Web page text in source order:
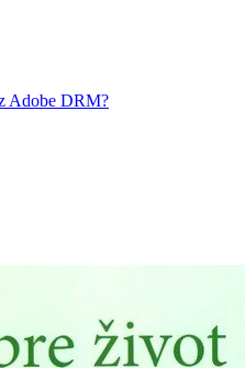
Adobe DRM?